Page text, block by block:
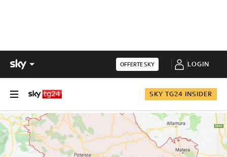
OFFERTE SKY LOGIN
SKY TG24 INSIDER